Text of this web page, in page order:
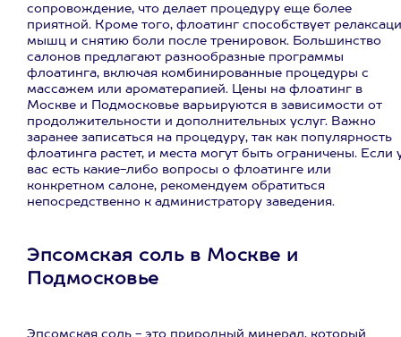
сопровождение, что делает процедуру еще более
приятной. Кроме того, флоатинг способствует
мышц и снятию боли после тренировок. Большинство
салонов предлагают разнообразные программы
флоатинга, включая комбинированные процедуры с
массажем или ароматерапией. Цены на флоатинг в
Москве и Подмосковье варьируются в зависимости от
продолжительности и дополнительных услуг. Важно
заранее записаться на процедуру, так как популярность
флоатинга растет, и места могут быть ограничены. Если
вас есть какие-либо вопросы о флоатинге или
конкретном салоне, рекомендуем обратиться
непосредственно к администратору заведения.
Эпсомская соль в Москве и
Подмосковье
Эпсомская соль - это природный минерал, который